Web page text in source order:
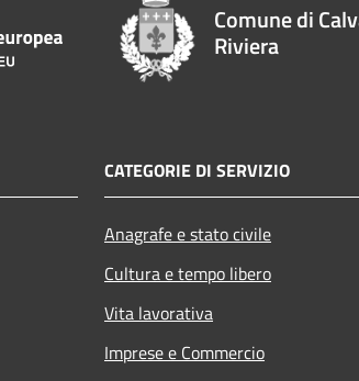
Comune di
Riviera
CATEGORIE DI SERVIZIO
Anagrafe e stato civile
Cultura e tempo libero
Vita lavorativa
Imprese e Commercio